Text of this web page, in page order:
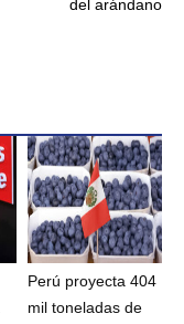
del arándano
Perú proyecta 404
mil toneladas de